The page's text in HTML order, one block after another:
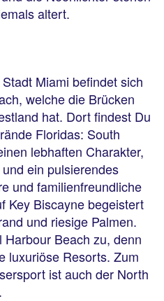
altert.
Miami befindet sich
welche die Brücken
hat. Dort findest Du
Floridas: South
lebhaften Charakter,
ein pulsierendes
und familienfreundliche
Key Biscayne begeistert
und riesige Palmen.
Beach zu, denn
luxuriöse Resorts. Zum
ist auch der North